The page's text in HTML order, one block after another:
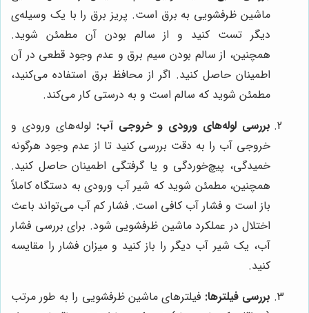
ماشین ظرفشویی به برق است. پریز برق را با یک وسیله‌ی
دیگر تست کنید و از سالم بودن آن مطمئن شوید.
همچنین، از سالم بودن سیم برق و عدم وجود قطعی در آن
اطمینان حاصل کنید. اگر از محافظ برق استفاده می‌کنید،
مطمئن شوید که سالم است و به درستی کار می‌کند.
بررسی لوله‌های ورودی و خروجی آب: لوله‌های ورودی و
خروجی آب را به دقت بررسی کنید تا از عدم وجود هرگونه
خمیدگی، پیچ‌خوردگی و یا گرفتگی اطمینان حاصل کنید.
همچنین، مطمئن شوید که شیر آب ورودی به دستگاه کاملاً
باز است و فشار آب کافی است. فشار کم آب می‌تواند باعث
اختلال در عملکرد ماشین ظرفشویی شود. برای بررسی فشار
آب، یک شیر آب دیگر را باز کنید و میزان فشار را مقایسه
کنید.
بررسی فیلترها: فیلترهای ماشین ظرفشویی را به طور مرتب